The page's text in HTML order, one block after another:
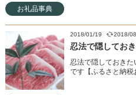
お礼品事典
2018/01/19 2018/
忍法で隠しておき
です【ふるさと納税